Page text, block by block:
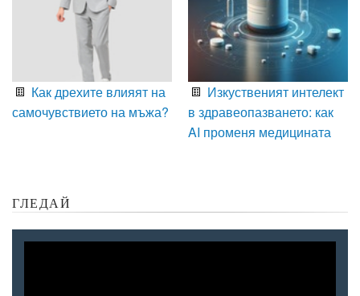
Как дрехите влияят на
самочувствието на мъжа?
Изкуственият интелект
в здравеопазването: как
AI променя медицината
ГЛЕДАЙ